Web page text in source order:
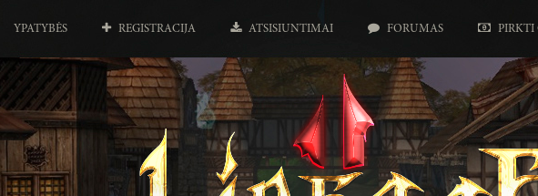
YPATYBĖS REGISTRACIJA ATSISIUNTIMAI FORUMAS PIRKTI